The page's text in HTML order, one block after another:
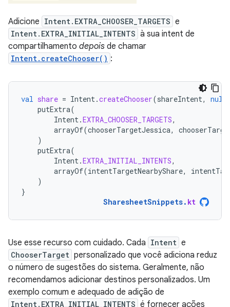
Adicione Intent.EXTRA_CHOOSER_TARGETS e
Intent.EXTRA_INITIAL_INTENTS à sua intent de
compartilhamento depois de chamar
Intent.createChooser() :
val share = Intent .createChooser(shareIntent, null
putExtra(
Intent .EXTRA_CHOOSER_TARGETS,
arrayOf(chooserTargetJessica,
)
putExtra(
Intent .EXTRA_INITIAL_INTENTS,
arrayOf(intentTargetNearbyShare,
)
}
SharesheetSnippets. kt
Use esse recurso com cuidado. Cada Intent e
ChooserTarget personalizado que você adiciona reduz
o número de sugestões do sistema. Geralmente, não
recomendamos adicionar destinos personalizados. Um
exemplo comum e adequado de adição de
Intent.EXTRA_INITIAL_INTENTS é fornecer ações